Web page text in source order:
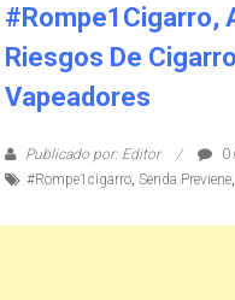
#Rompe1Cigarro,
Riesgos De
Vapeadores
Publicado por: Editor
0
#Rompe1cigarro ,Senda Previene